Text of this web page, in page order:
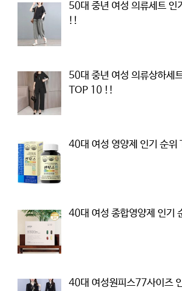
50대 중년 여성 의류세트 인
!!
50대 중년 여성 의류상하세
TOP 10 !!
40대 여성 영양제 인기 순
40대 여성 종합영양제 인기
40대 여성원피스77사이즈